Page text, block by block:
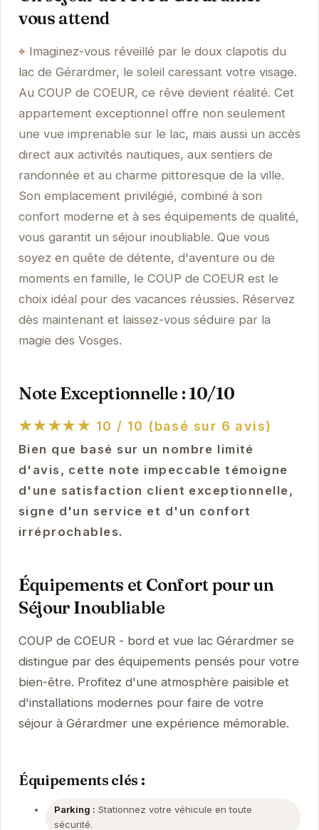
vous attend
Imaginez-vous réveillé par le doux clapotis du
lac de Gérardmer, le soleil caressant votre visage.
Au COUP de COEUR, ce rêve devient réalité. Cet
appartement exceptionnel offre non seulement
une vue imprenable sur le lac, mais aussi un accès
direct aux activités nautiques, aux sentiers de
randonnée et au charme pittoresque de la ville.
Son emplacement privilégié, combiné à son
confort moderne et à ses équipements de qualité,
vous garantit un séjour inoubliable. Que vous
soyez en quête de détente, d'aventure ou de
moments en famille, le COUP de COEUR est le
choix idéal pour des vacances réussies. Réservez
dès maintenant et laissez-vous séduire par la
magie des Vosges.
Note Exceptionnelle : 10/10
★★★★★ 10 / 10 (basé sur 6 avis)
Bien que basé sur un nombre limité
d'avis, cette note impeccable témoigne
d'une satisfaction client exceptionnelle,
signe d'un service et d'un confort
irréprochables.
Équipements et Confort pour un
Séjour Inoubliable
COUP de COEUR - bord et vue lac Gérardmer se
distingue par des équipements pensés pour votre
bien-être. Profitez d'une atmosphère paisible et
d'installations modernes pour faire de votre
séjour à Gérardmer une expérience mémorable.
Équipements clés :
Parking : Stationnez votre véhicule en toute
sécurité.